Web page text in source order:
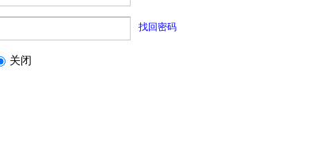
找回密码
关闭